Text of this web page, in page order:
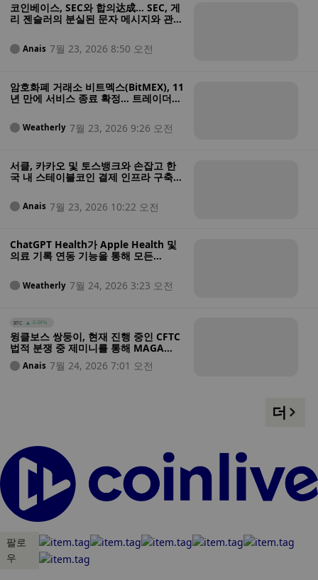
코인베이스, SEC와 합의达成… SEC, 게
리 젠슬러의 분실된 문자 메시지와 관련
Anais 7월 23, 2026 8:50 오전
암호화폐 거래소 비트멕스(BitMEX), 11
년 만에 서비스 종료 확정… 트레이더들
Weatherly 7월 23, 2026 9:26 오전
서클, 카카오 및 토스뱅크와 손잡고 한
국 내 스테이블코인 결제 인프라 구축에
Anais 7월 23, 2026 10:22 오전
ChatGPT Health가 Apple Health 및
의료 기록 연동 기능을 통해 모든
니다.Weatherly 7월 24, 2026 3:23 오전
BTC 0.24%
윙클보스 쌍둥이, 현재 진행 중인 CFTC
법적 분쟁 중 제미니를 통해 MAGA
PAC에 비트코인 1,000만 달러 기부
Anais 7월 24, 2026 7:01 오전
더
팔로
우